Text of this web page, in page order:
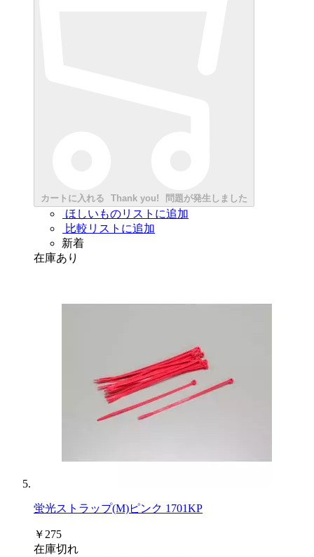
カートに入れる Thank you! 問題が発生しました
ほしいものリストに追加
比較リストに追加
新着
在庫あり
蛍光ストラップ(M)ピンク 1701KP
￥275
在庫切れ